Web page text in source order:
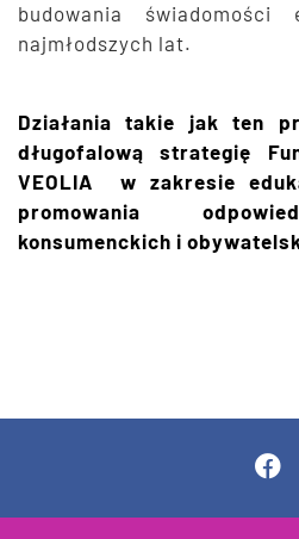
budowania
najmłodszych lat.
Działania takie jak ten
długofalową strategię
VEOLIA w zakresie
promowania
konsumenckich i